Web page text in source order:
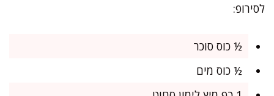
לסירופ:
½ כוס סוכר
½ כוס מים